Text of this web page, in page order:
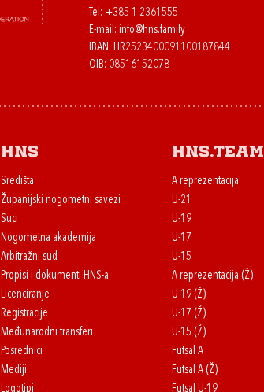
Tel: +385 1 2361555
E-mail: info@hns.family
IBAN: HR2523400091100187844
OIB: 08516152078
HNS
Središta
Županijski nogometni savezi
Suci
Nogometna akademija
Arbitražni sud
Propisi i dokumenti HNS-a
Licenciranje
Registracije
Međunarodni transferi
Posrednici
Mediji
Logotipi
HNS.team
A reprezentacija
U-21
U-19
U-17
U-15
A reprezentacija (Ž)
U-19 (Ž)
U-17 (Ž)
U-15 (Ž)
Futsal A
Futsal A (Ž)
Futsal U-19